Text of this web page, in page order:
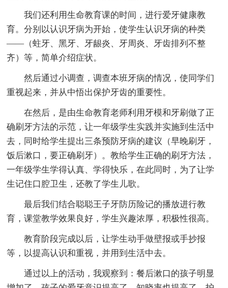
我们还利用生命教育课的时间，进行爱牙健康教
育。分别以认识牙病为开始，使学生认识牙病的种类
——（蛀牙、黑牙、牙龈炎、牙周炎、牙齿排列不整
齐）等，简单介绍症状。
然后通过小调查，调查本班牙病的情况，使同学们
重视起来，并从中悟出保护牙齿的重要性。
在然后，是由生命教育老师利用牙模和牙刷做了正
确刷牙方法的示范，让一年级学生实践并实施到生活中
去，同时给学生提出三条预防牙病的建议（早晚刷牙，
饭后漱口，要正确刷牙）。教给学生正确的刷牙方法，
一年级学生学得认真、学得快乐，在此同时，为了让学
生记住口腔卫生，还教了学生儿歌。
最后我们结合聪聪王子牙防历险记的播放进行教
育，课堂教学效果良好，学生兴趣浓厚，积极性很高。
教育阶段完成以后，让学生动手做壁报或手抄报
等，以提高认识和重视，并用到生活中去。
通过以上的活动，我观察到：餐后漱口的孩子明显